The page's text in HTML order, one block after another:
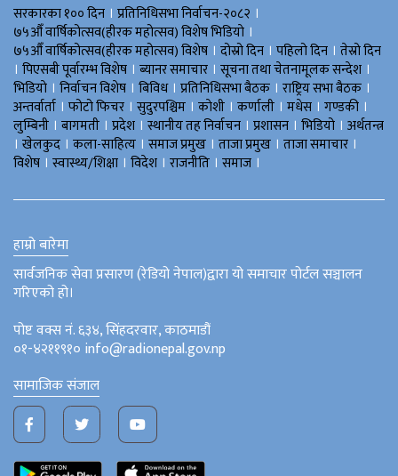
सरकारका १०० दिन । प्रतिनिधिसभा निर्वाचन-२०८२ ।
७५औँ वार्षिकोत्सव(हीरक महोत्सव) विशेष भिडियाे ।
७५औँ वार्षिकोत्सव(हीरक महोत्सव) विशेष । दोस्रो दिन । पहिलो दिन । तेस्रो दिन
। पिएसबी पूर्वारम्भ विशेष । ब्यानर समाचार । सूचना तथा चेतनामूलक सन्देश ।
भिडियाे । निर्वाचन विशेष । बिविध। प्रतिनिधिसभा बैठक । राष्ट्रिय सभा बैठक ।
अन्तर्वार्ता । फोटो फिचर । सुदुरपश्चिम । काेशी । कर्णाली । मधेस । गण्डकी ।
लुम्बिनी । बागमती । प्रदेश । स्थानीय तह निर्वाचन । प्रशासन । भिडियो । अर्थतन्त्र
। खेलकुद । कला-साहित्य । समाज प्रमुख । ताजा प्रमुख । ताजा समाचार ।
विशेष । स्वास्थ्य/शिक्षा । विदेश । राजनीति । समाज ।
हाम्रो बारेमा
सार्वजनिक सेवा प्रसारण (रेडियो नेपाल)द्वारा यो समाचार पोर्टल सञ्चालन
गरिएको हो।
पोष्ट वक्स नं. ६३४, सिंहदरवार, काठमाडौं
०१-४२११९१० info@radionepal.gov.np
सामाजिक संजाल